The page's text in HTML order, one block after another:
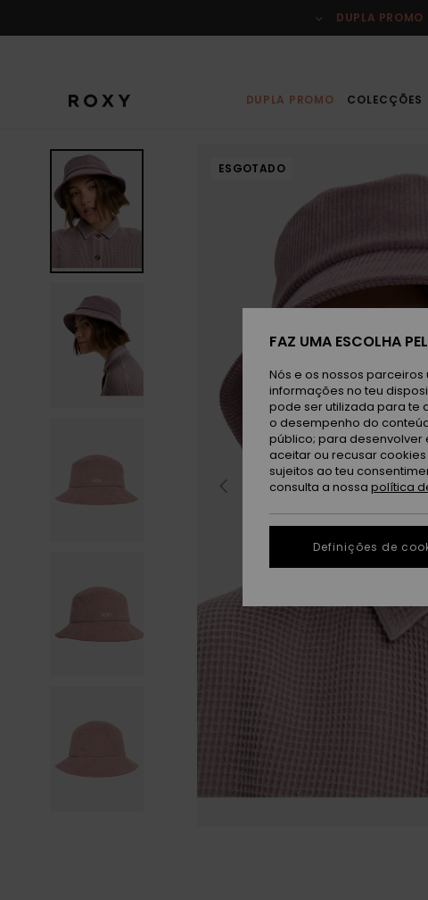
do
DUPLA PROMO
DUPLA PROMO COLECÇÕES
ESGOTADO
FAZ UMA ESCOLHA
Nós e os nossos
informações no teu
pode ser utilizada para te
o desempenho do
público; para desenvolver
aceitar ou recusar
sujeitos ao teu
consulta a nossa política
Definições de